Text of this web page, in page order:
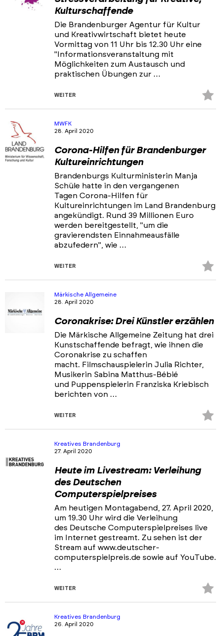
Kulturschaffende
Die Brandenburger Agentur für Kultur
und Kreativwirtschaft bietet heute
Vormittag von 11 Uhr bis 12.30 Uhr eine
"Informationsveranstaltung mit
Möglichkeiten zum Austausch und
praktischen Übungen zur …
WEITER
MWFK
28. April 2020
Corona-Hilfen für Brandenburger
Kultureinrichtungen
Brandenburgs Kulturministerin Manja
Schüle hatte in den vergangenen
Tagen Corona-Hilfen für
Kultureinrichtungen im Land Brandenburg
angekündigt. Rund 39 Millionen Euro
werden bereitgestellt, "um die
gravierendsten Einnahmeausfälle
abzufedern", wie …
WEITER
Märkische Allgemeine
28. April 2020
Coronakrise: Drei Künstler erzählen
Die Märkische Allgemeine Zeitung hat drei
Kunstschaffende befragt, wie ihnen die
Coronakrise zu schaffen
macht. Filmschauspielerin Julia Richter,
Musikerin Sabina Matthus-Bébié
und Puppenspielerin Franziska Kriebisch
berichten von …
WEITER
Kreatives Brandenburg
27. April 2020
Heute im Livestream: Verleihung
des Deutschen
Computerspielpreises
Am heutigen Montagabend, 27. April 2020,
um 19.30 Uhr wird die Verleihung
des Deutsche Computerspielpreises live
im Internet gestreamt. Zu sehen ist der
Stream auf www.deutscher-
computerspielpreis.de sowie auf YouTube.
…
WEITER
Kreatives Brandenburg
26. April 2020